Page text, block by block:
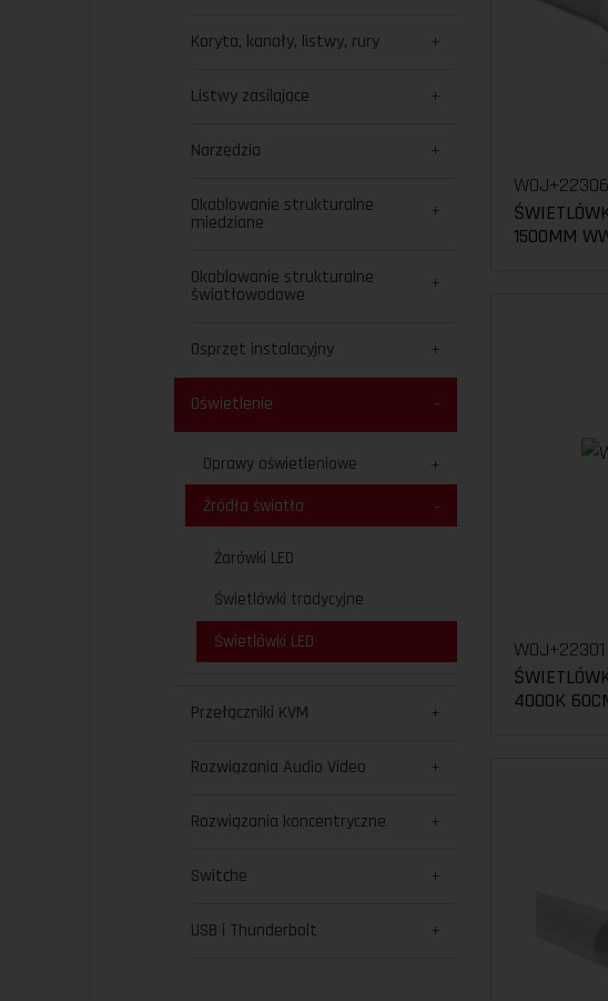
Koryta, kanały, listwy, rury
Listwy zasilające
Narzędzia
Okablowanie strukturalne
miedziane
Okablowanie strukturalne
światłowodowe
Osprzęt instalacyjny
Oświetlenie
Oprawy oświetleniowe
Źródła światła
Żarówki LED
Świetlówki tradycyjne
Świetlówki LED
Przełączniki KVM
Rozwiązania Audio Video
Rozwiązania koncentryczne
Switche
USB i Thunderbolt
WOJ+22306
1500MM
WOJ+22301
4000K